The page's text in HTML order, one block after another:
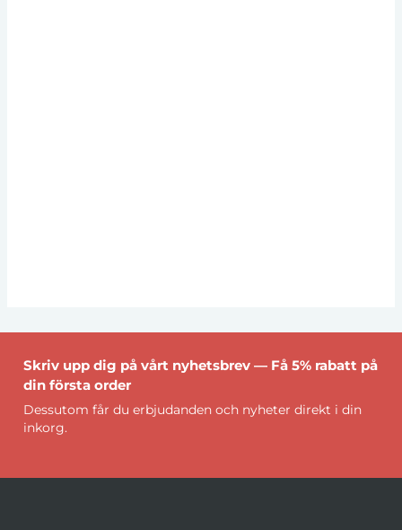
Skriv upp dig på vårt nyhetsbrev — Få 5% rabatt på
din första order
Dessutom får du erbjudanden och nyheter direkt i din
inkorg.